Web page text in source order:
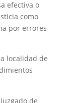
efectiva o
como
por errores
localidad de
de